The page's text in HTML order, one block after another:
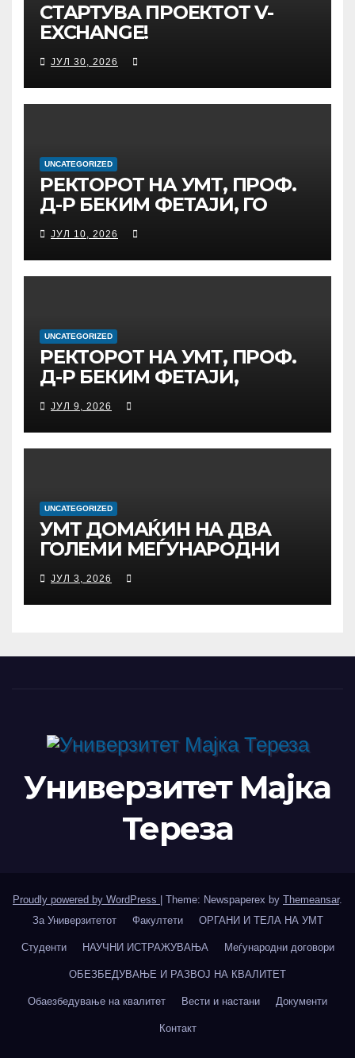
СТАРТУВА ПРОЕКТОТ V-
EXCHANGE!
УНИВЕРЗИТЕТОТ „МАЈКА
ТЕРЕЗА“ ВО СКОПЈЕ ЈА
ПРЕДВОДИ
МЕЃУНАРОДНАТА
ДИГИТАЛНО
ОБРАЗОВАНИЕ И
ГЛОБАЛНО ГРАЃАНСТВО
ЈУЛ 30, 2026
UNCATEGORIZED
РЕКТОРОТ НА УМТ, ПРОФ.
Д-Р БЕКИМ ФЕТАЈИ, ГО
ПРЕЧЕКА НА ОФИЦИЈАЛНА
СРЕДБА ГЕНЕРАЛНИОТ
ДИРЕКТОР НА АД МЕПСО,
Д-Р БУРИМ ЛАТИФИ
ЈУЛ 10, 2026
UNCATEGORIZED
РЕКТОРОТ НА УМТ, ПРОФ.
Д-Р БЕКИМ ФЕТАЈИ,
ОДРЖА РАБОТНА СРЕДБА
СО ДИРЕКТОРОТ ОД
УНИВЕРЗИТЕТОТ SUBÜ ОД
ТУРЦИЈА, ВОНР. ПРОФ. Д-Р
ЈУЛ 9, 2026
UNCATEGORIZED
УMТ ДОМАЌИН НА ДВА
ГОЛЕМИ МЕЃУНАРОДНИ
НАУЧНИ НАСТАНИ –
РЕКТОРОТ ФЕТАЈИ ОДРЖА
РАБОТНА СРЕДБА СО
ЈУЛ 3, 2026
Универзитет Мајка
Тереза
Proudly powered by WordPress | Theme: Newspaperex by Themeansar.
За Универзитетот
Факултети ОРГАНИ И ТЕЛА НА УМТ
Студенти НАУЧНИ ИСТРАЖУВАЊА Меѓународни договори
ОБЕЗБЕДУВАЊЕ И РАЗВОЈ НА КВАЛИТЕТ
Обаезбедување на квалитет Вести и настани Документи
Контакт